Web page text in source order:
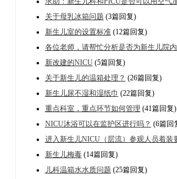
关于母乳冰箱问题 (3篇回复)
新生儿室的设置标准(12篇回复)
各位老师，请帮忙分析是否为新生儿院
新改建的NICU(5篇回复)
关于新生儿的温箱处理？ (26篇回复)
新生儿尿不湿和湿纸巾 (22篇回复)
重点科室，重点环节如何管理 (41篇回复)
NICU沐浴可以在监护区进行吗？ (6篇回
进入新生儿NICU（层流）参观人员着装
新生儿梅毒(14篇回复)
儿科温箱水水质问题 (25篇回复)